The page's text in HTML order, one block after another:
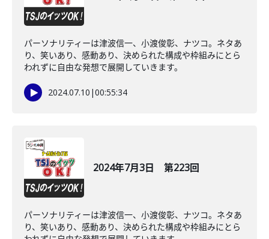
パーソナリティーは津波信一、小渡俊彰、ナツコ。ネタあ
り、笑いあり、感動あり、決められた構成や枠組みにとら
われずに自由な発想で展開していきます。
2024.07.10 |00:55:34
2024年7月3日 第223回
パーソナリティーは津波信一、小渡俊彰、ナツコ。ネタあ
り、笑いあり、感動あり、決められた構成や枠組みにとら